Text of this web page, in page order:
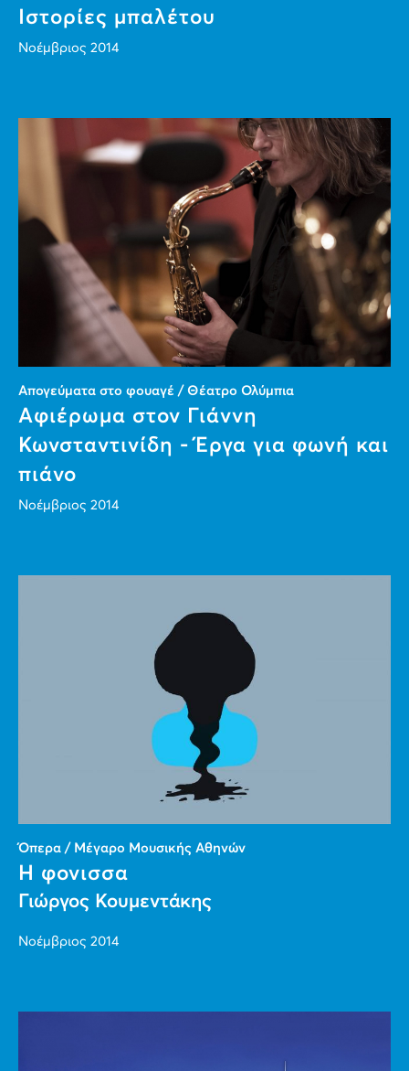
Ιστορίες μπαλέτου
Νοέμβριος 2014
Απογεύματα στο φουαγέ / Θέατρο Ολύμπια
Αφιέρωμα στον Γιάννη
Κωνσταντινίδη - Έργα για φωνή και
πιάνο
Νοέμβριος 2014
Όπερα / Μέγαρο Μουσικής Αθηνών
Η φονισσα
Γιώργος Κουμεντάκης
Νοέμβριος 2014